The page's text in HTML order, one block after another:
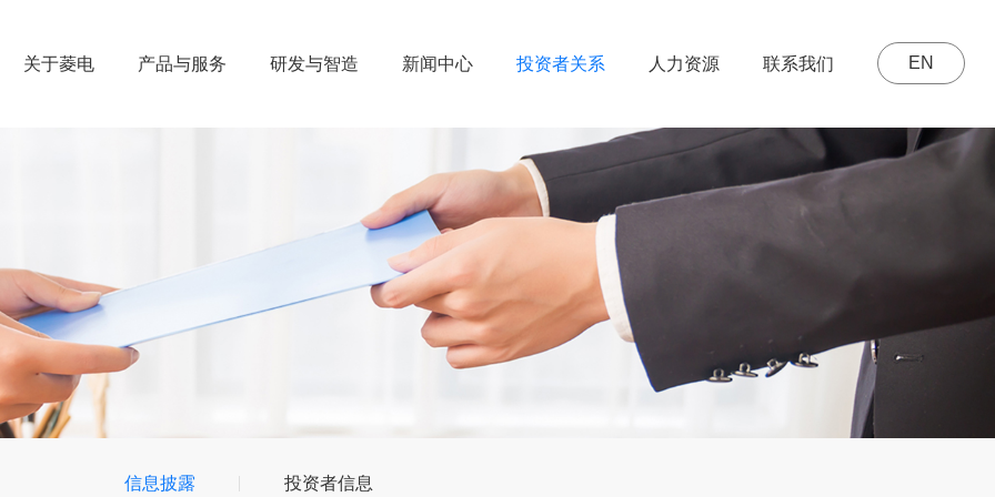
EN
关于菱电 产品与服务 研发与智造 新闻中心 投资者关系 人力资源 联系我们
信息披露 投资者信息